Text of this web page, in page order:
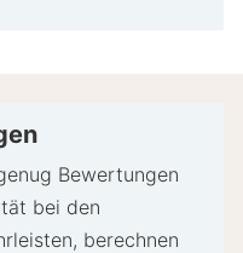
verlangt.
Bewertungen
bei den
berechnen